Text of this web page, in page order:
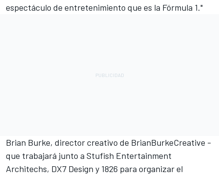
espectáculo de entretenimiento que es la Fórmula 1."
Brian Burke, director creativo de BrianBurkeCreative -
que trabajará junto a Stufish Entertainment
Architechs, DX7 Design y 1826 para organizar el